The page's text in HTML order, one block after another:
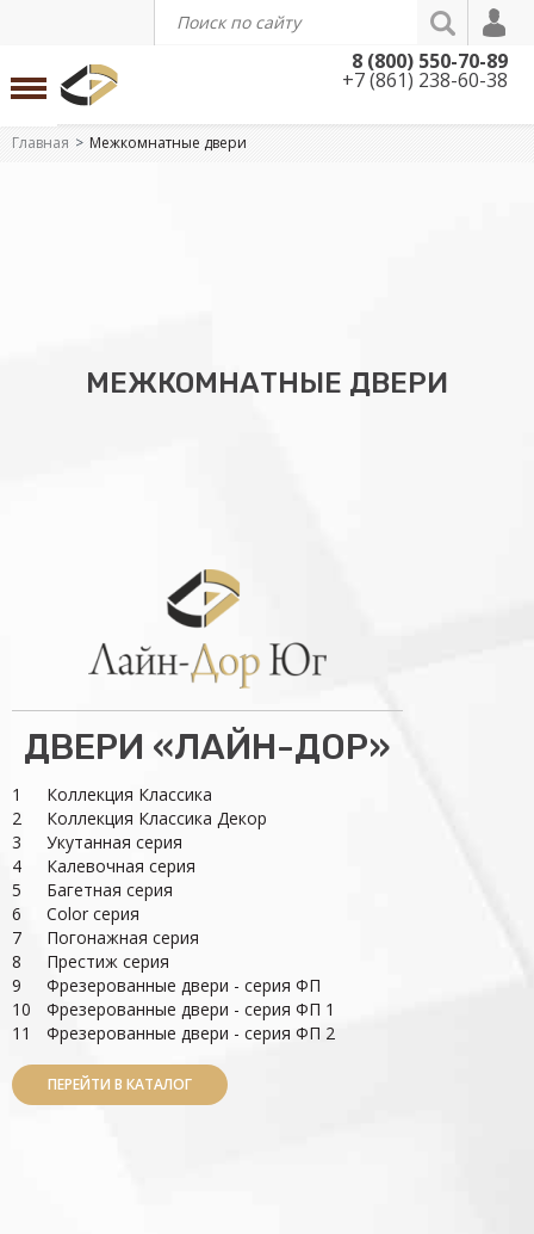
8 (800) 550-70-89
+7 (861) 238-60-38
Главная Межкомнатные двери
МЕЖКОМНАТНЫЕ ДВЕРИ
ДВЕРИ «ЛАЙН-ДОР»
1
Коллекция Классика
2
Коллекция Классика Декор
3
Укутанная серия
4
Калевочная серия
5
Багетная серия
6
Color серия
7
Погонажная серия
8
Престиж серия
9
Фрезерованные двери - серия ФП
10
Фрезерованные двери - серия ФП 1
11
Фрезерованные двери - серия ФП 2
ПЕРЕЙТИ В КАТАЛОГ